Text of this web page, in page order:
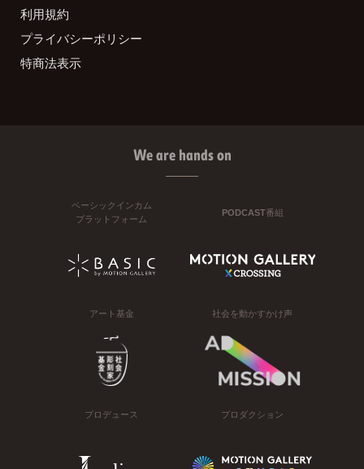
利用規約
プライバシーポリシー
特商法表示
We are hands on
ベーシックインカム
プラットフォーム
PODCAST番組
アート基金 社会を動かすかけ声
プロデュース プロダクション